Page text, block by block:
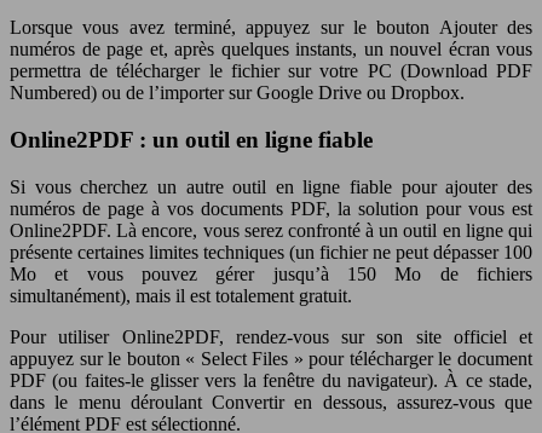
Lorsque vous avez terminé, appuyez sur le bouton Ajouter des
numéros de page et, après quelques instants, un nouvel écran vous
permettra de télécharger le fichier sur votre PC (Download PDF
Numbered) ou de l’importer sur Google Drive ou Dropbox.
Online2PDF : un outil en ligne fiable
Si vous cherchez un autre outil en ligne fiable pour ajouter des
numéros de page à vos documents PDF, la solution pour vous est
Online2PDF. Là encore, vous serez confronté à un outil en ligne qui
présente certaines limites techniques (un fichier ne peut dépasser 100
Mo et vous pouvez gérer jusqu’à 150 Mo de fichiers
simultanément), mais il est totalement gratuit.
Pour utiliser Online2PDF, rendez-vous sur son site officiel et
appuyez sur le bouton « Select Files » pour télécharger le document
PDF (ou faites-le glisser vers la fenêtre du navigateur). À ce stade,
dans le menu déroulant Convertir en dessous, assurez-vous que
l’élément PDF est sélectionné.